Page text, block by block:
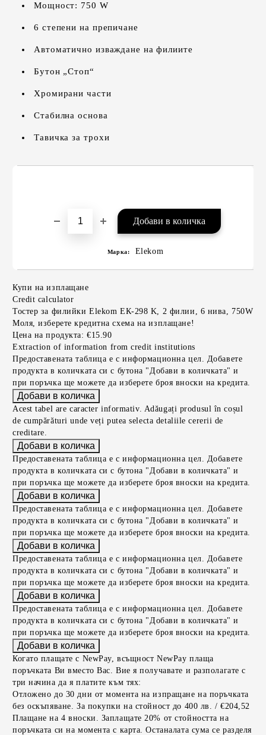
Мощност: 750 W
6 степени на препичане
Автоматично изваждане на филиите
Бутон „Стоп“
Хромирани части
Стабилна основа
Тавичка за трохи
Марка: Elekom
Купи на изплащане
Credit calculator
Тостер за филийки Elekom ЕК-298 K, 2 филии, 6 нива, 750W
Моля, изберете кредитна схема на изплащане!
Цена на продукта: €15.90
Extraction of information from credit institutions
Предоставената таблица е с информационна цел. Добавете
продукта в количката си с бутона "Добави в количката" и
при поръчка ще можете да изберете броя вноски на кредита.
Acest tabel are caracter informativ. Adăugați produsul în coșul
de cumpărături unde veți putea selecta detaliile cererii de
creditare.
Предоставената таблица е с информационна цел. Добавете
продукта в количката си с бутона "Добави в количката" и
при поръчка ще можете да изберете броя вноски на кредита.
Предоставената таблица е с информационна цел. Добавете
продукта в количката си с бутона "Добави в количката" и
при поръчка ще можете да изберете броя вноски на кредита.
Предоставената таблица е с информационна цел. Добавете
продукта в количката си с бутона "Добави в количката" и
при поръчка ще можете да изберете броя вноски на кредита.
Предоставената таблица е с информационна цел. Добавете
продукта в количката си с бутона "Добави в количката" и
при поръчка ще можете да изберете броя вноски на кредита.
Когато плащате с NewPay, всъщност NewPay плаща
поръчката Ви вместо Вас. Вие я получавате и разполагате с
три начина да я платите към тях:
Отложено до 30 дни от момента на изпращане на поръчката
без оскъпяване. За покупки на стойност до 400 лв. / €204,52
Плащане на 4 вноски. Заплащате 20% от стойността на
поръчката си на момента с карта. Останалата сума се разделя